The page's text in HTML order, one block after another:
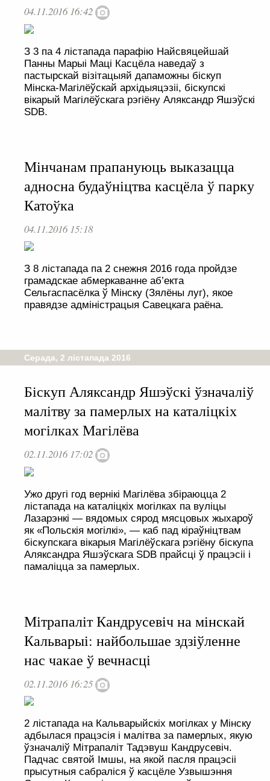
04.11.2016 16:42
З 3 па 4 лістапада парафію Найсвяцейшай
Панны Марыі Маці Касцёла наведаў з
пастырскай візітацыяй дапаможны біскуп
Мінска-Магілёўскай архідыяцэзіі, біскупскі
вікарый Магілёўскага рэгіёну Аляксандр Яшэўскі
SDB.
Мінчанам прапануюць выказацца
адносна будаўніцтва касцёла ў парку
Катоўка
04.11.2016 15:18
З 8 лістапада па 2 снежня 2016 года пройдзе
грамадскае абмеркаванне аб’екта
Сельгаспасёлка ў Мінску (Зялёны луг), якое
правядзе адміністрацыя Савецкага раёна.
Серада, 2 лістапада 2016
Біскуп Аляксандр Яшэўскі ўзначаліў
малітву за памерлых на каталіцкіх
могілках Магілёва
02.11.2016 17:02
Ужо другі год вернікі Магілёва збіраюцца 2
лістапада на каталіцкіх могілках па вуліцы
Лазарэнкі — вядомых сярод мясцовых жыхароў
як «Польскія могілкі», — каб пад кіраўніцтвам
біскупскага вікарыя Магілёўскага рэгіёну біскупа
Аляксандра Яшэўскага SDB прайсці ў працэсіі і
памаліцца за памерлых.
Мітрапаліт Кандрусевіч на мінскай
Кальварыі: найбольшае здзіўленне
нас чакае ў вечнасці
02.11.2016 16:25
2 лістапада на Кальварыйскіх могілках у Мінску
адбылася працэсія і малітва за памерлых, якую
ўзначаліў Мітрапаліт Тадэвуш Кандрусевіч.
Падчас святой Імшы, на якой пасля працэсіі
прысутныя сабраліся ў касцёле Узвышэння